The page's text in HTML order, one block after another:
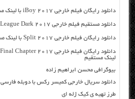
دانلود رایگان فیلم خارجی iBoy 2017 با لینک مستقیم
دانلود مستقیم فیلم خارجی Justice League Dark 2017 از سرور سایت
دانلود رایگان فیلم خارجی Split 2017 با لینک مستقیم
لینک مستقیم
بیوگرافی محسن ابراهیم زاده
دانلود سریال خارجی کمیسر رکس با دوبله فارسی
طرز تهیه ی کیک ژله ای